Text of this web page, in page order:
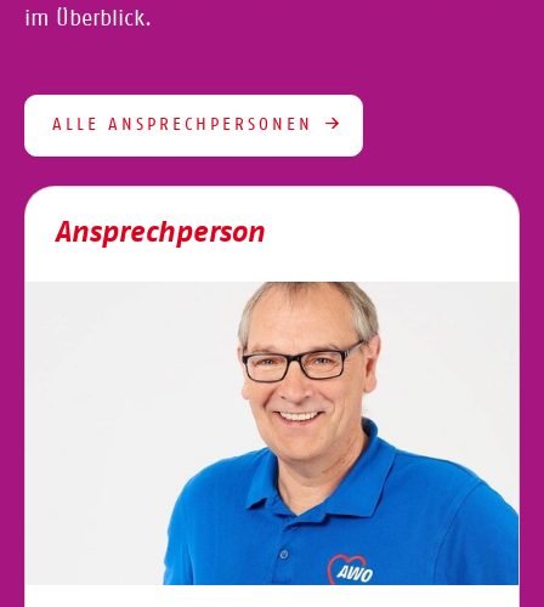
im Überblick.
ALLE ANSPRECHPERSONEN
Ansprechperson